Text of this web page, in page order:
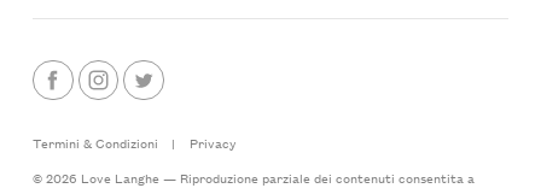
Termini & Condizioni |
Privacy
© 2026 Love Langhe — Riproduzione parziale dei contenuti consentita a